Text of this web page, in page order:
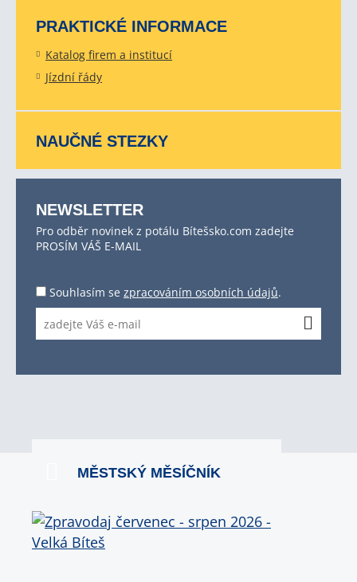
PRAKTICKÉ INFORMACE
Katalog firem a institucí
Jízdní řády
NAUČNÉ STEZKY
NEWSLETTER
Pro odběr novinek z potálu Bítešsko.com zadejte
PROSÍM VÁŠ E-MAIL
Souhlasím se zpracováním osobních údajů.
MĚSTSKÝ MĚSÍČNÍK